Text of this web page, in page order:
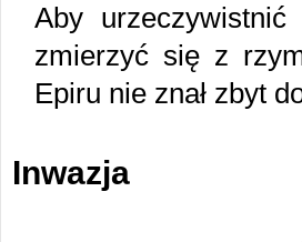
Aby
zmierzyć się z
Epiru nie znał zbyt
Inwazja